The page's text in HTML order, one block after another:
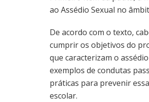
ao Assédio Sexual no
De acordo com o texto,
cumprir os objetivos do
que caracterizam o
exemplos de condutas
práticas para prevenir
escolar.